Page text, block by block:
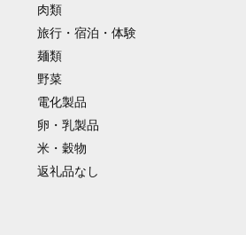
肉類
旅行・宿泊・体験
麺類
野菜
電化製品
卵・乳製品
米・穀物
返礼品なし